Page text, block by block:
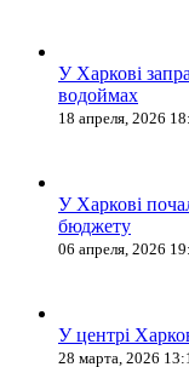
У Харкові
водоймах
18 апреля, 2026
У Харкові
бюджету
06 апреля, 2026
У центрі
28 марта, 2026